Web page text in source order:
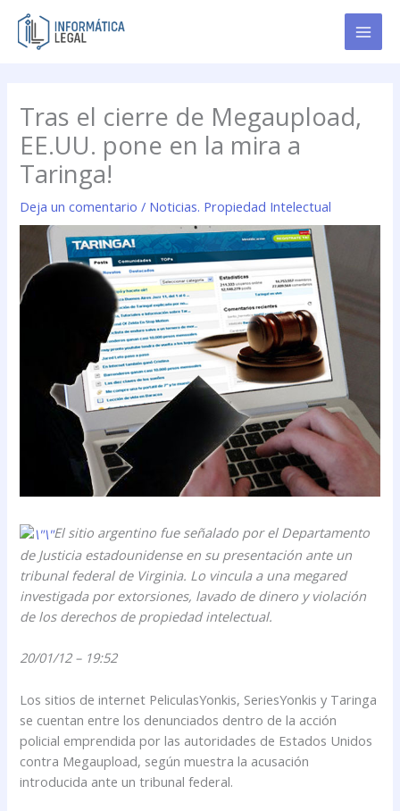
contenido
Tras el cierre de Megaupload,
EE.UU. pone en la mira a
Taringa!
Deja un comentario / Noticias. Propiedad Intelectual
El sitio argentino fue señalado por el Departamento
de Justicia estadounidense en su presentación ante un
tribunal federal de Virginia. Lo vincula a una megared
investigada por extorsiones, lavado de dinero y violación
de los derechos de propiedad intelectual.
20/01/12 – 19:52
Los sitios de internet PeliculasYonkis, SeriesYonkis y Taringa
se cuentan entre los denunciados dentro de la acción
policial emprendida por las autoridades de Estados Unidos
contra Megaupload, según muestra la acusación
introducida ante un tribunal federal.